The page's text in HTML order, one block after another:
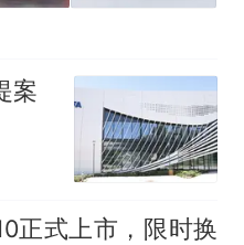
案
正式上市，限时换